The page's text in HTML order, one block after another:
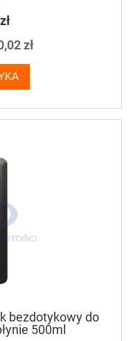
zł
bezdotykowy do
500ml